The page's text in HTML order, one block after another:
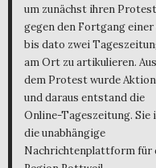
um zunächst ihren Protest
gegen den Fortgang einer
bis dato zwei
am Ort zu artikulieren. Aus
dem Protest wurde
und daraus entstand die
Online-Tageszeitung. Sie
die unabhängige
Nachrichtenplattform für